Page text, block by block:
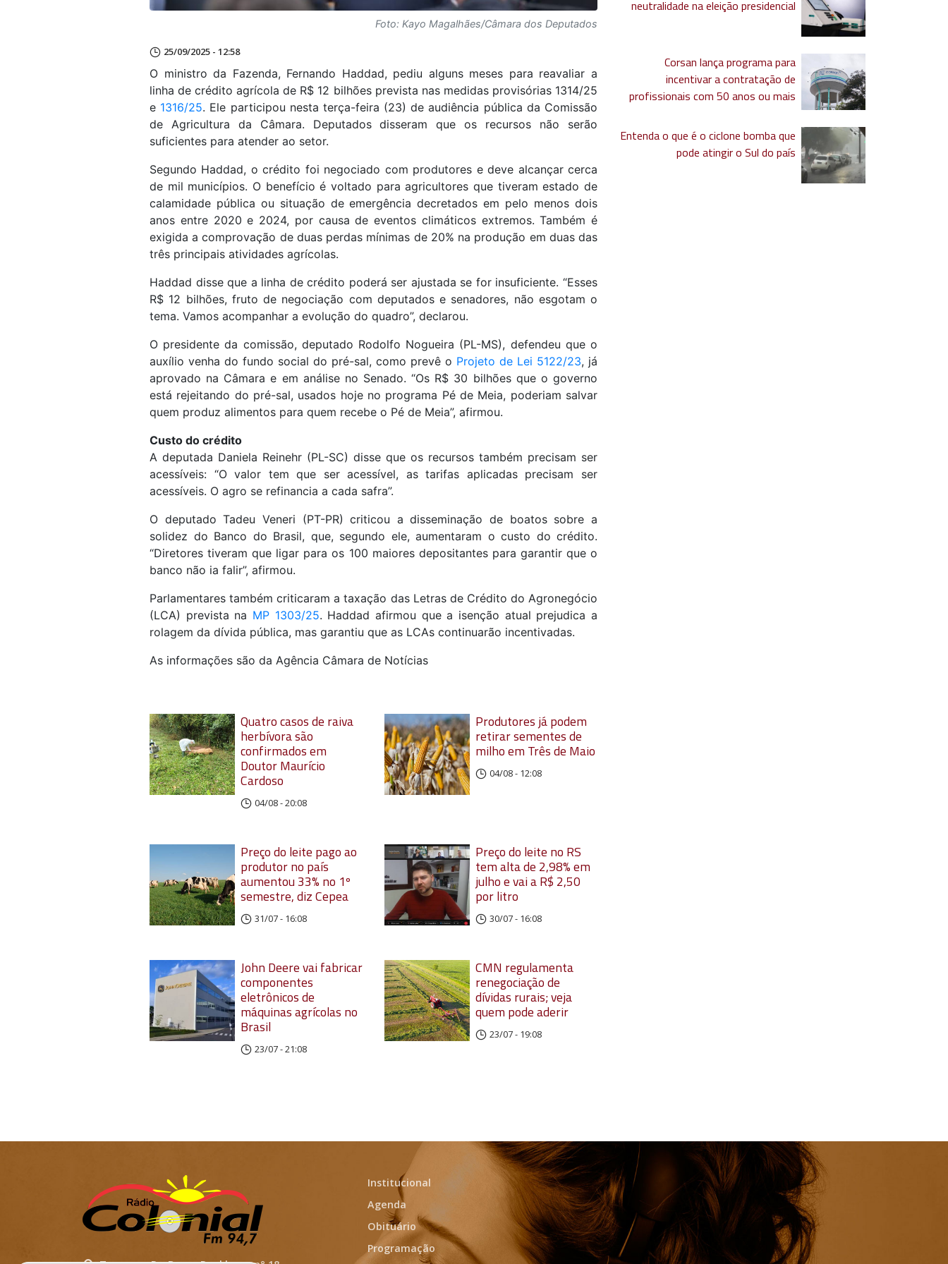
Foto: Kayo Magalhães/Câmara dos Deputados
25/09/2025 - 12:58
O ministro da Fazenda, Fernando Haddad, pediu alguns meses para reavaliar a
linha de crédito agrícola de R$ 12 bilhões prevista nas medidas provisórias 1314/25
e 1316/25. Ele participou nesta terça-feira (23) de audiência pública da Comissão
de Agricultura da Câmara. Deputados disseram que os recursos não serão
suficientes para atender ao setor.
Segundo Haddad, o crédito foi negociado com produtores e deve alcançar cerca
de mil municípios. O benefício é voltado para agricultores que tiveram estado de
calamidade pública ou situação de emergência decretados em pelo menos dois
anos entre 2020 e 2024, por causa de eventos climáticos extremos. Também é
exigida a comprovação de duas perdas mínimas de 20% na produção em duas das
três principais atividades agrícolas.
Haddad disse que a linha de crédito poderá ser ajustada se for insuficiente. “Esses
R$ 12 bilhões, fruto de negociação com deputados e senadores, não esgotam o
tema. Vamos acompanhar a evolução do quadro”, declarou.
O presidente da comissão, deputado Rodolfo Nogueira (PL-MS), defendeu que o
auxílio venha do fundo social do pré-sal, como prevê o Projeto de Lei 5122/23, já
aprovado na Câmara e em análise no Senado. “Os R$ 30 bilhões que o governo
está rejeitando do pré-sal, usados hoje no programa Pé de Meia, poderiam salvar
quem produz alimentos para quem recebe o Pé de Meia”, afirmou.
Custo do crédito
A deputada Daniela Reinehr (PL-SC) disse que os recursos também precisam ser
acessíveis: “O valor tem que ser acessível, as tarifas aplicadas precisam ser
acessíveis. O agro se refinancia a cada safra”.
O deputado Tadeu Veneri (PT-PR) criticou a disseminação de boatos sobre a
solidez do Banco do Brasil, que, segundo ele, aumentaram o custo do crédito.
“Diretores tiveram que ligar para os 100 maiores depositantes para garantir que o
banco não ia falir”, afirmou.
Parlamentares também criticaram a taxação das Letras de Crédito do Agronegócio
(LCA) prevista na MP 1303/25. Haddad afirmou que a isenção atual prejudica a
rolagem da dívida pública, mas garantiu que as LCAs continuarão incentivadas.
As informações são da Agência Câmara de Notícias
Quatro casos de raiva
herbívora são
confirmados em
Doutor Maurício
Cardoso
04/08 - 20:08
Produtores já podem
retirar sementes de
milho em Três de Maio
04/08 - 12:08
Preço do leite pago ao
produtor no país
aumentou 33% no 1º
semestre, diz Cepea
31/07 - 16:08
Preço do leite no RS
tem alta de 2,98% em
julho e vai a R$ 2,50
por litro
30/07 - 16:08
John Deere vai fabricar
componentes
eletrônicos de
máquinas agrícolas no
Brasil
23/07 - 21:08
CMN regulamenta
renegociação de
dívidas rurais; veja
quem pode aderir
23/07 - 19:08
neutralidade na eleição presidencial
Corsan lança programa para
incentivar a contratação de
profissionais com 50 anos ou mais
Entenda o que é o ciclone bomba que
pode atingir o Sul do país
Institucional
Agenda
Obituário
Programação